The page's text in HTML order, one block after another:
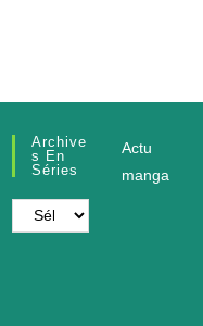
Archive
S En
Séries
Archives
en
Actu
manga